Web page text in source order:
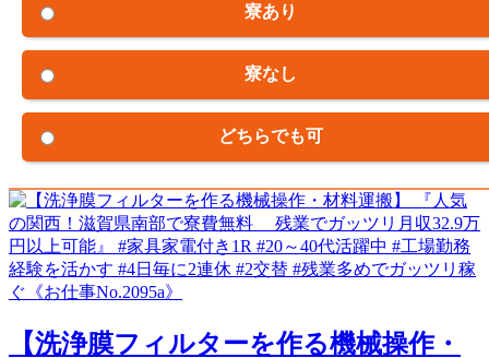
寮あり
寮なし
どちらでも可
【洗浄膜フィルターを作る機械操作・